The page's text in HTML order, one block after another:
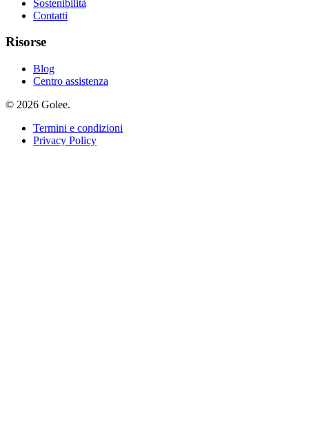
Sostenibilità
Contatti
Risorse
Blog
Centro assistenza
© 2026 Golee.
Termini e condizioni
Privacy Policy